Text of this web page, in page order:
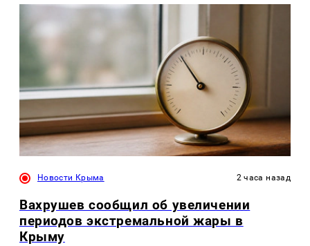
Новости Крыма 2 часа назад
Вахрушев сообщил об увеличении
периодов экстремальной жары в
Крыму